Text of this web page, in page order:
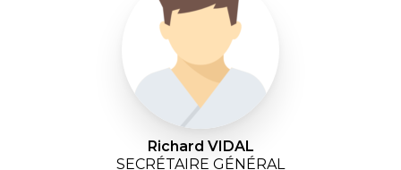
Richard VIDAL
SECRÉTAIRE GÉNÉRAL